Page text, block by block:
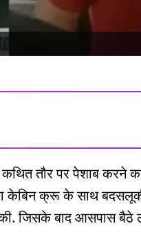
तौर पर पेशाब करने
केबिन क्रू के साथ
जिसके बाद आसपास बैठे